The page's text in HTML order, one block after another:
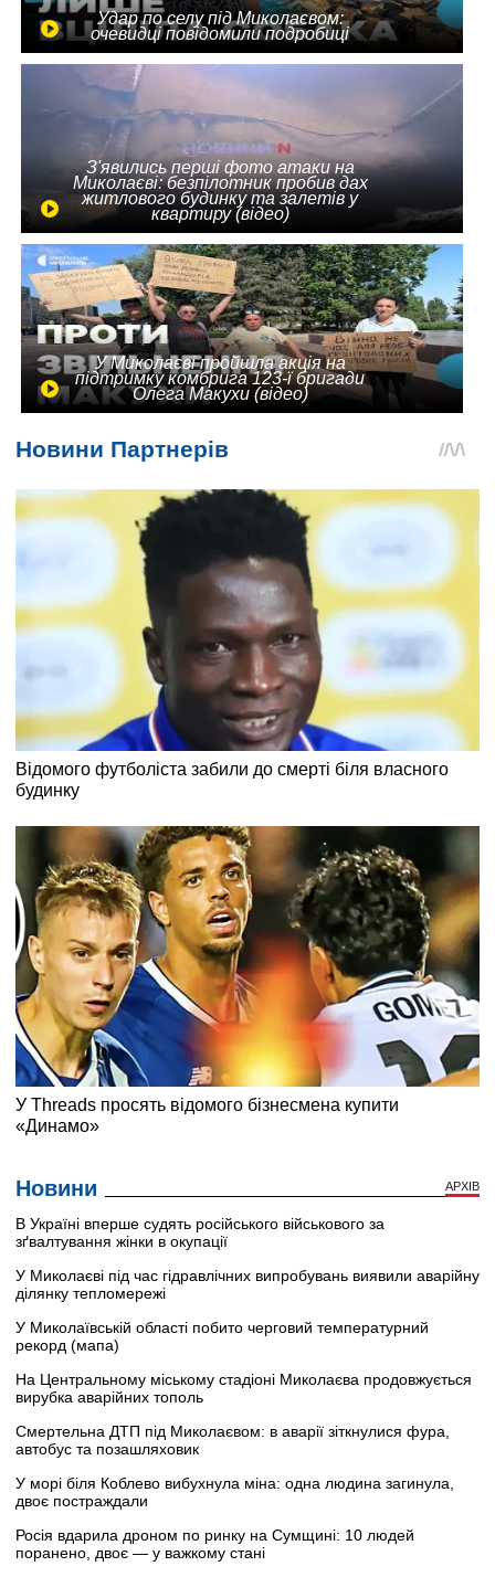
Удар по селу під Миколаєвом:
очевидці повідомили подробиці
З'явились перші фото атаки на
Миколаєві: безпілотник пробив дах
житлового будинку та залетів у
квартиру (відео)
У Миколаєві пройшла акція на
підтримку комбрига 123-ї бригади
Олега Макухи (відео)
Новини АРХІВ
В Україні вперше судять російського військового за
зґвалтування жінки в окупації
У Миколаєві під час гідравлічних випробувань виявили аварійну
ділянку тепломережі
У Миколаївській області побито черговий температурний
рекорд (мапа)
На Центральному міському стадіоні Миколаєва продовжується
вирубка аварійних тополь
Смертельна ДТП під Миколаєвом: в аварії зіткнулися фура,
автобус та позашляховик
У морі біля Коблево вибухнула міна: одна людина загинула,
двоє постраждали
Росія вдарила дроном по ринку на Сумщині: 10 людей
поранено, двоє — у важкому стані